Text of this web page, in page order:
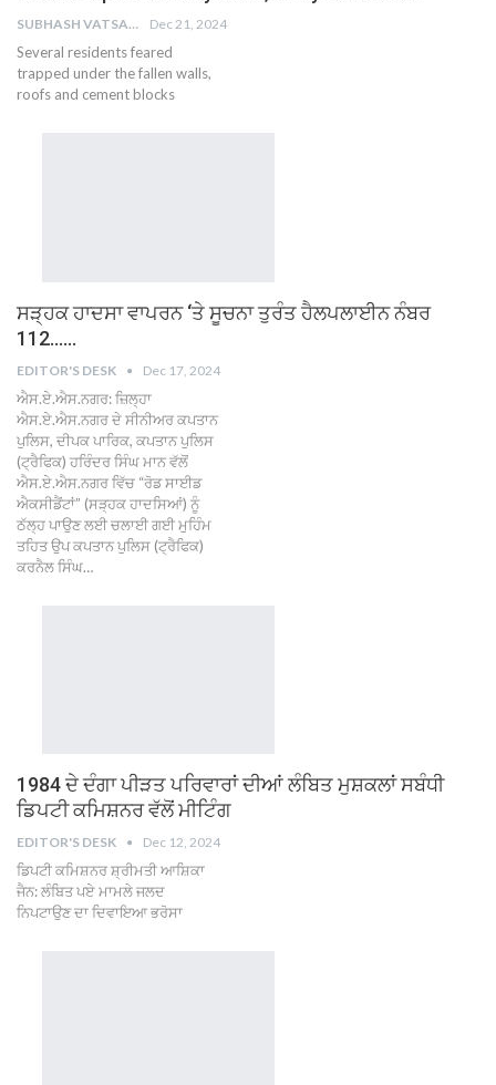
SUBHASH VATSAIN Dec 21, 2024
Several residents feared
trapped under the fallen walls,
roofs and cement blocks
ਸੜ੍ਹਕ ਹਾਦਸਾ ਵਾਪਰਨ ‘ਤੇ ਸੂਚਨਾ ਤੁਰੰਤ ਹੈਲਪਲਾਈਨ ਨੰਬਰ
112……
EDITOR'S DESK Dec 17, 2024
ਐਸ.ਏ.ਐਸ.ਨਗਰ: ਜ਼ਿਲ੍ਹਾ
ਐਸ.ਏ.ਐਸ.ਨਗਰ ਦੇ ਸੀਨੀਅਰ ਕਪਤਾਨ
ਪੁਲਿਸ, ਦੀਪਕ ਪਾਰਿਕ, ਕਪਤਾਨ ਪੁਲਿਸ
(ਟ੍ਰੈਫਿਕ) ਹਰਿੰਦਰ ਸਿੰਘ ਮਾਨ ਵੱਲੋਂ
ਐਸ.ਏ.ਐਸ.ਨਗਰ ਵਿੱਚ “ਰੋਡ ਸਾਈਡ
ਐਕਸੀਡੈਂਟਾਂ” (ਸੜ੍ਹਕ ਹਾਦਸਿਆਂ) ਨੂੰ
ਠੱਲ੍ਹ ਪਾਉਣ ਲਈ ਚਲਾਈ ਗਈ ਮੁਹਿੰਮ
ਤਹਿਤ ਉਪ ਕਪਤਾਨ ਪੁਲਿਸ (ਟ੍ਰੈਫਿਕ)
ਕਰਨੈਲ ਸਿੰਘ…
1984 ਦੇ ਦੰਗਾ ਪੀੜਤ ਪਰਿਵਾਰਾਂ ਦੀਆਂ ਲੰਬਿਤ ਮੁਸ਼ਕਲਾਂ ਸਬੰਧੀ
ਡਿਪਟੀ ਕਮਿਸ਼ਨਰ ਵੱਲੋਂ ਮੀਟਿੰਗ
EDITOR'S DESK Dec 12, 2024
ਡਿਪਟੀ ਕਮਿਸ਼ਨਰ ਸ਼੍ਰੀਮਤੀ ਆਸ਼ਿਕਾ
ਜੈਨ: ਲੰਬਿਤ ਪਏ ਮਾਮਲੇ ਜਲਦ
ਨਿਪਟਾਉਣ ਦਾ ਦਿਵਾਇਆ ਭਰੋਸਾ